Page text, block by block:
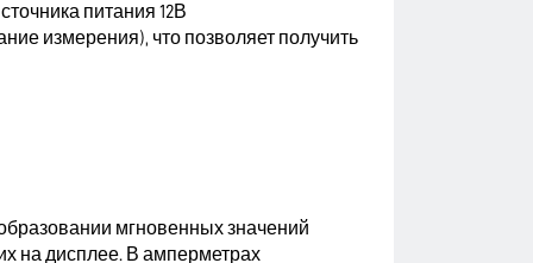
питания 12В
измерения), что позволяет получить
мгновенных значений
на дисплее. В амперметрах